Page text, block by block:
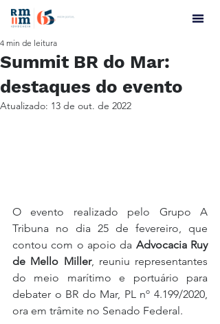
Summit BR do Mar:
destaques do evento
4 min de leitura
Atualizado: 13 de out. de 2022
O evento realizado pelo Grupo A
Tribuna no dia 25 de fevereiro, que
contou com o apoio da Advocacia Ruy
de Mello Miller, reuniu representantes
do meio marítimo e portuário para
debater o BR do Mar, PL nº 4.199/2020,
ora em trâmite no Senado Federal.